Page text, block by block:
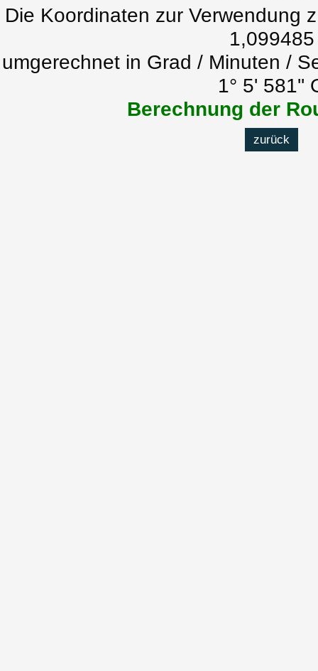
Die Koordinaten zur Verwendung
1,099485
umgerechnet in Grad / Minuten /
1° 5' 581''
Berechnung der